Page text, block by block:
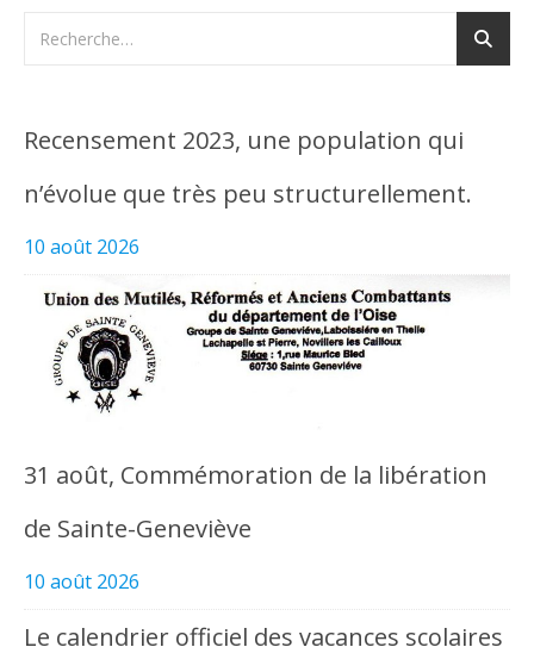
Recensement 2023, une population qui
n’évolue que très peu structurellement.
10 août 2026
31 août, Commémoration de la libération
de Sainte-Geneviève
10 août 2026
Le calendrier officiel des vacances scolaires